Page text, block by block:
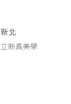
新北
立新真美學